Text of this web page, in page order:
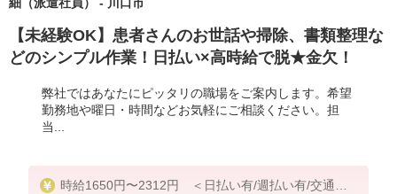
【未経験OK】患者さんのお世話や掃除、書類整理な
どのシンプル作業！日払い×高時給で脱★金欠！
弊社ではあなたにピッタリの職場をご案内します。希望
勤務地や曜日・時間などお気軽にご相談ください。担
当...
時給1650円〜2312円 ＜日払い有/週払い有/交通費